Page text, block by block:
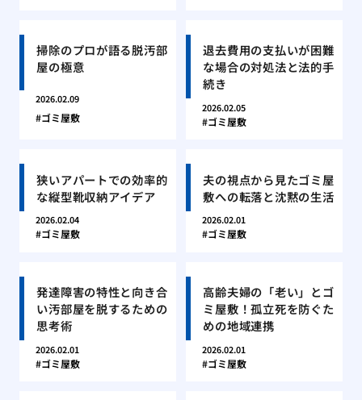
掃除のプロが語る脱汚部
屋の極意
2026.02.09
ゴミ屋敷
退去費用の支払いが困難
な場合の対処法と法的手
続き
2026.02.05
ゴミ屋敷
狭いアパートでの効率的
な縦型靴収納アイデア
2026.02.04
ゴミ屋敷
夫の視点から見たゴミ屋
敷への転落と沈黙の生活
2026.02.01
ゴミ屋敷
発達障害の特性と向き合
い汚部屋を脱するための
思考術
2026.02.01
ゴミ屋敷
高齢夫婦の「老い」とゴ
ミ屋敷！孤立死を防ぐた
めの地域連携
2026.02.01
ゴミ屋敷